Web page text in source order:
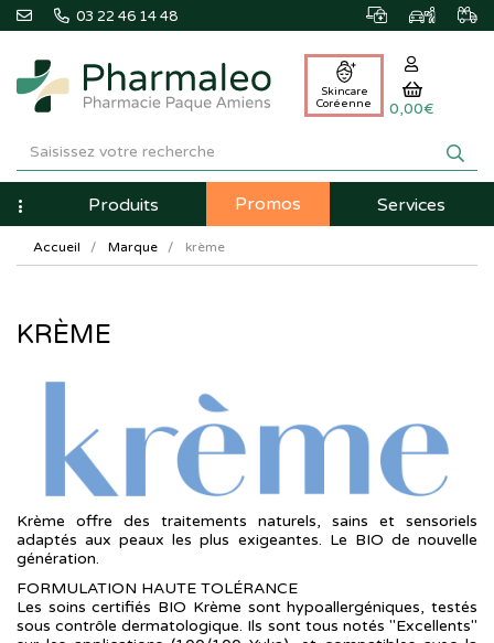
03 22 46 14 48
Pharmaleo
Pharmacie
Paque
Amiens
Skincare
Coréenne
0,00€
NavigationProduits Promos Services
Accueil Marque krème
KRÈME
Krème offre des traitements naturels, sains et sensoriels
adaptés aux peaux les plus exigeantes. Le BIO de nouvelle
génération.
FORMULATION HAUTE TOLÉRANCE
Les soins certifiés BIO Krème sont hypoallergéniques, testés
sous contrôle dermatologique. Ils sont tous notés "Excellents"